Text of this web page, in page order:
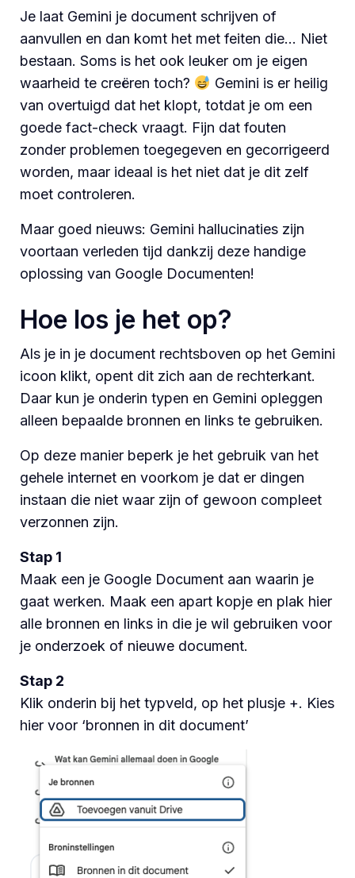
Je laat Gemini je document schrijven of
aanvullen en dan komt het met feiten die… Niet
bestaan. Soms is het ook leuker om je eigen
waarheid te creëren toch?
Gemini is er heilig
van overtuigd dat het klopt, totdat je om een
goede fact-check vraagt. Fijn dat fouten
zonder problemen toegegeven en gecorrigeerd
worden, maar ideaal is het niet dat je dit zelf
moet controleren.
Maar goed nieuws: Gemini hallucinaties zijn
voortaan verleden tijd dankzij deze handige
oplossing van Google Documenten!
Hoe los je het op?
Als je in je document rechtsboven op het Gemini
icoon klikt, opent dit zich aan de rechterkant.
Daar kun je onderin typen en Gemini opleggen
alleen bepaalde bronnen en links te gebruiken.
Op deze manier beperk je het gebruik van het
gehele internet en voorkom je dat er dingen
instaan die niet waar zijn of gewoon compleet
verzonnen zijn.
Stap 1
Maak een je Google Document aan waarin je
gaat werken. Maak een apart kopje en plak hier
alle bronnen en links in die je wil gebruiken voor
je onderzoek of nieuwe document.
Stap 2
Klik onderin bij het typveld, op het plusje +. Kies
hier voor ‘bronnen in dit document’